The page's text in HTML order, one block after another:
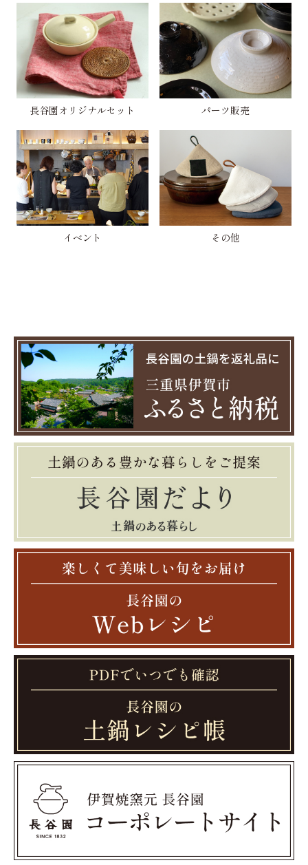
長谷園オリジナルセット パーツ販売
イベント その他